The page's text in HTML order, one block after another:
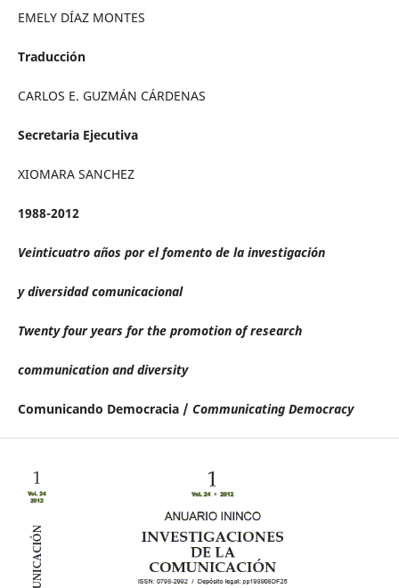
EMELY DÍAZ MONTES
Traducción
CARLOS E. GUZMÁN CÁRDENAS
Secretaria Ejecutiva
XIOMARA SANCHEZ
1988-2012
Veinticuatro años por el fomento de la investigación
y diversidad comunicacional
Twenty four years for the promotion of research
communication and diversity
Comunicando Democracia / Communicating Democracy